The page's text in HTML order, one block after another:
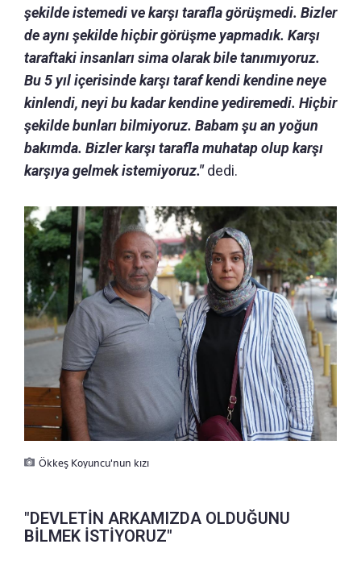
şekilde istemedi ve karşı tarafla görüşmedi. Bizler
de aynı şekilde hiçbir görüşme yapmadık. Karşı
taraftaki insanları sima olarak bile tanımıyoruz.
Bu 5 yıl içerisinde karşı taraf kendi kendine neye
kinlendi, neyi bu kadar kendine yediremedi. Hiçbir
şekilde bunları bilmiyoruz. Babam şu an yoğun
bakımda. Bizler karşı tarafla muhatap olup karşı
karşıya gelmek istemiyoruz."dedi.
Ökkeş Koyuncu'nun kızı
"DEVLETİN ARKAMIZDA OLDUĞUNU
BİLMEK İSTİYORUZ"